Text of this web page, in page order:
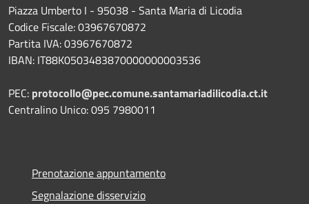
Piazza Umberto I - 95038 - Santa Maria di Licodia
Codice Fiscale: 03967670872
Partita IVA: 03967670872
IBAN: IT88K0503483870000000003536
PEC: protocollo@pec.comune.santamariadilicodia.ct.it
Centralino Unico: 095 7980011
Prenotazione appuntamento
Segnalazione disservizio